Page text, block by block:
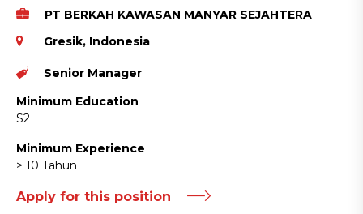
PT BERKAH KAWASAN MANYAR SEJAHTERA
Gresik, Indonesia
Senior Manager
Minimum Education
S2
Minimum Experience
> 10 Tahun
Apply for this position